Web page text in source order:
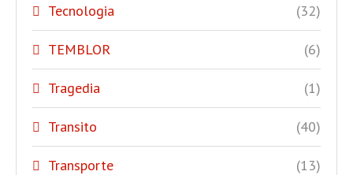
Tecnologia (32)
TEMBLOR (6)
Tragedia (1)
Transito (40)
Transporte (13)